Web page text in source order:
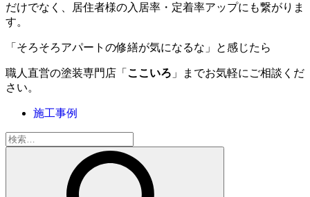
だけでなく、
居住者様の入居率・定着率アップにも繋がりま
す。
「そろそろアパートの修繕が気になるな」と感じたら
職人直営の塗装専門店「 ここいろ 」までお気軽にご相談くだ
さい。
施工事例
検
索: